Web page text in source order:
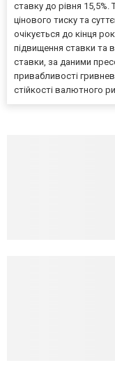
ставку до рівня
цінового тиску та
очікується до кінця
підвищення ставки та
ставки, за даними
привабливості
стійкості валютного